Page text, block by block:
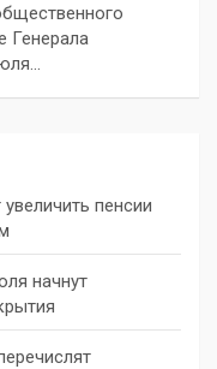
Генерала
пенсии
начнут